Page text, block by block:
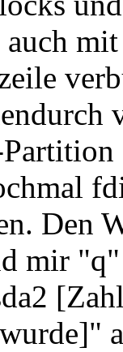
auch
Den
mir